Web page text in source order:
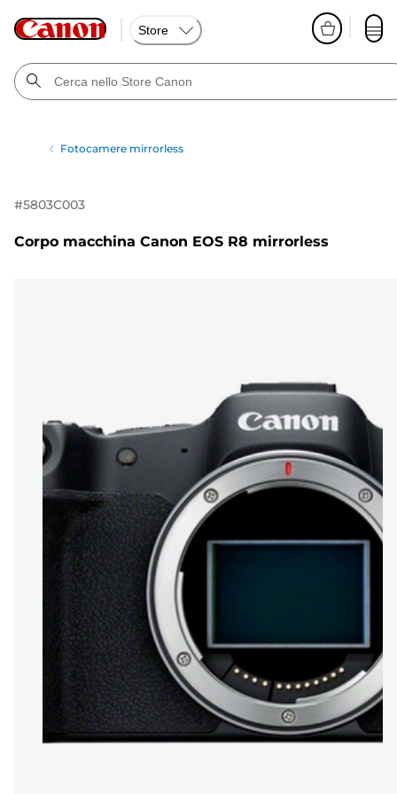
Store
Fotocamere mirrorless
#5803C003
Corpo macchina Canon EOS R8 mirrorless